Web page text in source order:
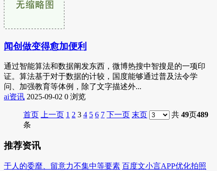
闻创做变得愈加便利
通过智能算法和数据阐发东西，微博热搜中智搜是的一项印
证。算法基于对于数据的计较，国度能够通过普及法令学
问、加强教育等体例，除了文字描述外...
ai资讯 2025-09-02 0 浏览
首页 上一页 1 2 3 4 5 6 7 下一页 末页 共 49页489
条
推荐资讯
于人的委靡、留意力不集中等要素 百度文小言APP优化拍照